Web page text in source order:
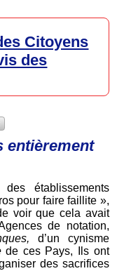
Citoyens
des
entièrement
établissements
pour faire faillite »,
voir que cela avait
de notation,
d’un cynisme
de ces Pays, Ils ont
des sacrifices